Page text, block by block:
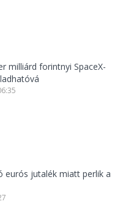
milliárd forintnyi SpaceX-
eurós jutalék miatt perlik a